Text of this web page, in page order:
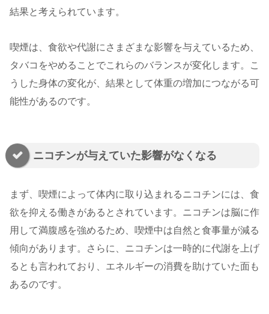
結果と考えられています。
喫煙は、食欲や代謝にさまざまな影響を与えているため、
タバコをやめることでこれらのバランスが変化します。こ
うした身体の変化が、結果として体重の増加につながる可
能性があるのです。
ニコチンが与えていた影響がなくなる
まず、喫煙によって体内に取り込まれるニコチンには、食
欲を抑える働きがあるとされています。ニコチンは脳に作
用して満腹感を強めるため、喫煙中は自然と食事量が減る
傾向があります。さらに、ニコチンは一時的に代謝を上げ
るとも言われており、エネルギーの消費を助けていた面も
あるのです。